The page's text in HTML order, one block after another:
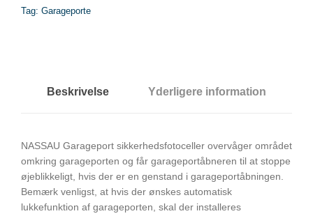
o
e
e
d
Tag: Garageporte
Beskrivelse Yderligere information
NASSAU Garageport sikkerhedsfotoceller overvåger området
omkring garageporten og får garageportåbneren til at stoppe
øjeblikkeligt, hvis der er en genstand i garageportåbningen.
Bemærk venligst, at hvis der ønskes automatisk
lukkefunktion af garageporten, skal der installeres